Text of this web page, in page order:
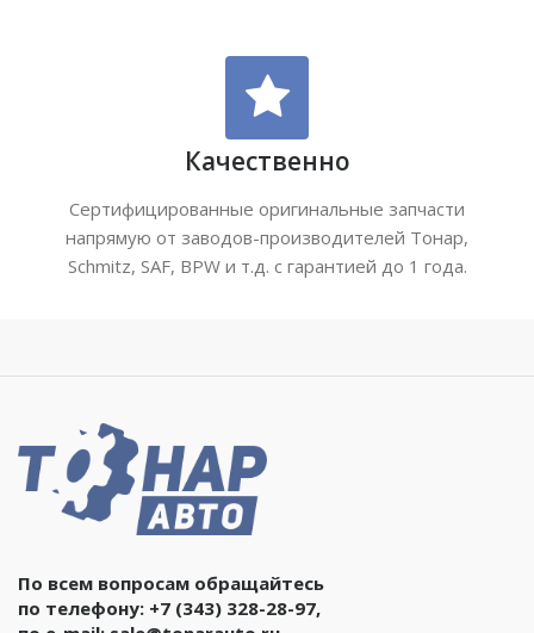
Качественно
Сертифицированные оригинальные запчасти
напрямую от заводов-производителей Тонар,
Schmitz, SAF, BPW и т.д. с гарантией до 1 года.
По всем вопросам обращайтесь
по телефону: +7 (343) 328-28-97,